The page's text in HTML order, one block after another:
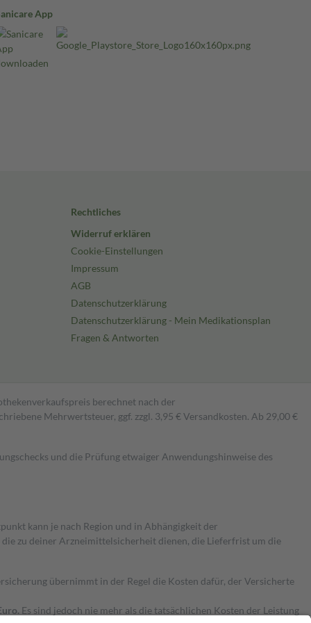
App
Rechtliches
Widerruf erklären
Cookie-Einstellungen
Impressum
AGB
Datenschutzerklärung
Datenschutzerklärung - Mein Medikationsplan
Fragen & Antworten
berechnet nach der
Mehrwertsteuer, ggf. zzgl. 3,95 € Versandkosten. Ab 29,00 €
und die Prüfung etwaiger Anwendungshinweise des
kann je nach Region und in Abhängigkeit der
zu deiner Arzneimittelsicherheit dienen, die Lieferfrist um die
übernimmt in der Regel die Kosten dafür, der Versicherte
Es sind jedoch nie mehr als die tatsächlichen Kosten der Leistung